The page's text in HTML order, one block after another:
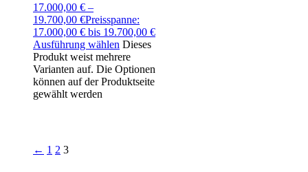
17.000,00 € –
19.700,00 €Preisspanne:
17.000,00 € bis 19.700,00 €
Ausführung wählen Dieses
Produkt weist mehrere
Varianten auf. Die Optionen
können auf der Produktseite
gewählt werden
← 1 2 3